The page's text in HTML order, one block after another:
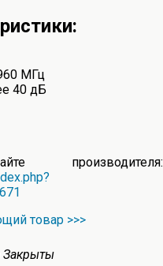
МГц
40 дБ
производителя:
товар >>>